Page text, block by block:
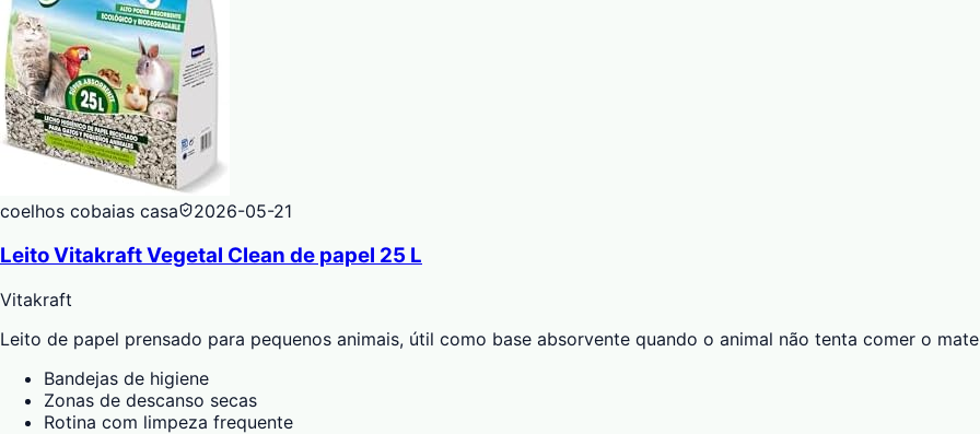
coelhos cobaias casa 2026-05-21
Leito Vitakraft Vegetal Clean de papel 25 L
Vitakraft
Leito de papel prensado para pequenos animais, útil como base absorvente quando o animal não tenta comer o
Bandejas de higiene
Zonas de descanso secas
Rotina com limpeza frequente